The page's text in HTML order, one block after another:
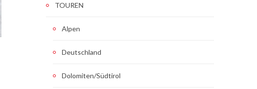
TOUREN
Alpen
Deutschland
Dolomiten/Südtirol